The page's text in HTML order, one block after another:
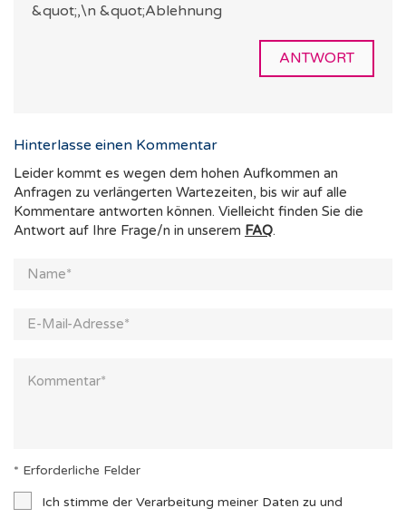
&quot;,\n &quot;Ablehnung
ANTWORT
Hinterlasse einen Kommentar
Leider kommt es wegen dem hohen Aufkommen an
Anfragen zu verlängerten Wartezeiten, bis wir auf alle
Kommentare antworten können. Vielleicht finden Sie die
Antwort auf Ihre Frage/n in unserem FAQ.
* Erforderliche Felder
Ich stimme der Verarbeitung meiner Daten zu und